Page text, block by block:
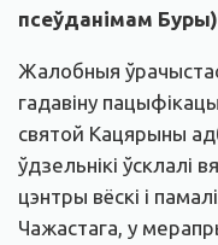
псеўданімам
Жалобныя
гадавіну
святой Кацярыны
ўдзельнікі ўсклалі
цэнтры вёскі і
Чажастага, у